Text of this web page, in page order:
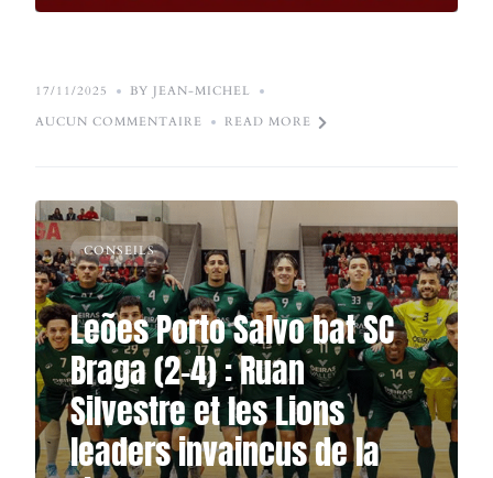
17/11/2025
BY JEAN-MICHEL
AUCUN COMMENTAIRE
READ MORE
CONSEILS
Leões Porto Salvo bat SC
Braga (2-4) : Ruan
Silvestre et les Lions
leaders invaincus de la